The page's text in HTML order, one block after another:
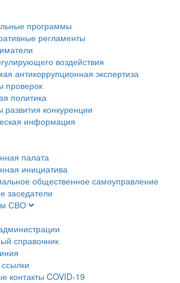
программы
регламенты
воздействия
антикоррупционная экспертиза
проверок
политика
развития конкуренции
информация
палата
инициатива
общественное самоуправление
заседатели
СВО
справочник
контакты COVID-19